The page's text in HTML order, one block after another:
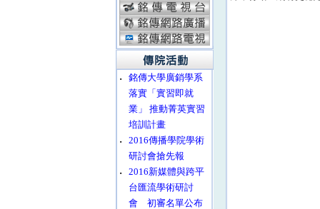
‧
銘傳大學廣銷學系
落實「實習即就
業」 推動菁英實習
培訓計畫
‧
2016傳播學院學術
研討會搶先報
‧
2016新媒體與跨平
台匯流學術研討
會 初審名單公布